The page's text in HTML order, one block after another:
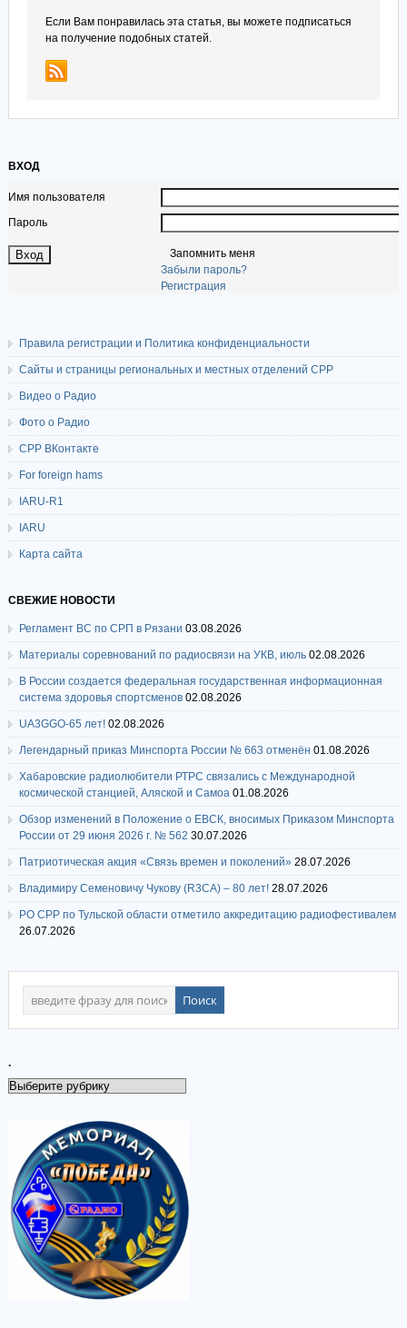
Если Вам понравилась эта статья, вы можете подписаться
на получение подобных статей.
ВХОД
Имя пользователя
Пароль
Запомнить меня
Забыли пароль?
Регистрация
Правила регистрации и Политика конфиденциальности
Сайты и страницы региональных и местных отделений СРР
Видео о Радио
Фото о Радио
СРР ВКонтакте
For foreign hams
IARU-R1
IARU
Карта сайта
СВЕЖИЕ НОВОСТИ
Регламент ВС по СРП в Рязани 03.08.2026
Материалы соревнований по радиосвязи на УКВ, июль 02.08.2026
В России создается федеральная государственная информационная
система здоровья спортсменов 02.08.2026
UA3GGO-65 лет! 02.08.2026
Легендарный приказ Минспорта России № 663 отменён 01.08.2026
Хабаровские радиолюбители РТРС связались с Международной
космической станцией, Аляской и Самоа 01.08.2026
Обзор изменений в Положение о ЕВСК, вносимых Приказом Минспорта
России от 29 июня 2026 г. № 562 30.07.2026
Патриотическая акция «Связь времен и поколений» 28.07.2026
Владимиру Семеновичу Чукову (R3CA) – 80 лет! 28.07.2026
РО СРР по Тульской области отметило аккредитацию радиофестивалем
26.07.2026
.